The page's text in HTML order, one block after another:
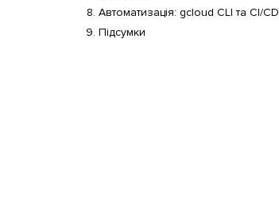
Автоматизація: gcloud CLI та CI/CD
Підсумки